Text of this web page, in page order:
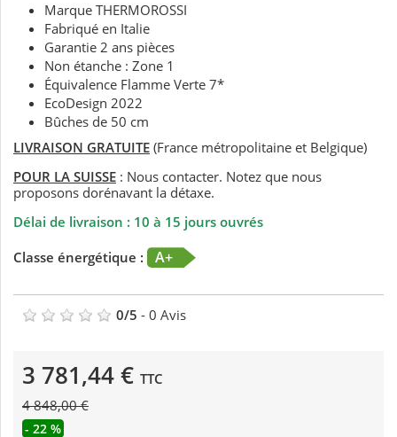
Marque THERMOROSSI
Fabriqué en Italie
Garantie 2 ans pièces
Non étanche : Zone 1
Équivalence Flamme Verte 7*
EcoDesign 2022
Bûches de 50 cm
LIVRAISON GRATUITE (France métropolitaine et Belgique)
POUR LA SUISSE : Nous contacter. Notez que nous
proposons dorénavant la détaxe.
Délai de livraison : 10 à 15 jours ouvrés
Classe énergétique :
A+
0/5 - 0 Avis
3 781,44 € TTC
4 848,00 €
- 22 %